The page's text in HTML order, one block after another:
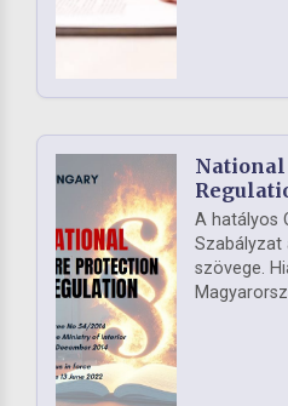
A hatályos
Szabályzat
szövege.